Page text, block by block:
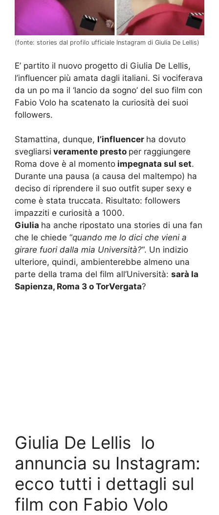
(fonte: stories dal profilo ufficiale Instagram di Giulia De Lellis)
E’ partito il nuovo progetto di Giulia De Lellis,
l’influencer più amata dagli italiani. Si vociferava
da un po ma il ‘lancio da sogno’ del suo film con
Fabio Volo ha scatenato la curiosità dei suoi
followers.
Stamattina, dunque, l’influencer ha dovuto
svegliarsi veramente presto per raggiungere
Roma dove è al momento impegnata sul set.
Durante una pausa (a causa del maltempo) ha
deciso di riprendere il suo outfit super sexy e
come è stata truccata. Risultato: followers
impazziti e curiosità a 1000.
Giulia ha anche ripostato una stories di una fan
che le chiede “quando me lo dici che vieni a
girare fuori dalla mia Università?“. Un indizio
ulteriore, quindi, ambienterebbe almeno una
parte della trama del film all’Università: sarà la
Sapienza, Roma 3 o TorVergata?
Giulia De Lellis lo
annuncia su Instagram:
ecco tutti i dettagli sul
film con Fabio Volo